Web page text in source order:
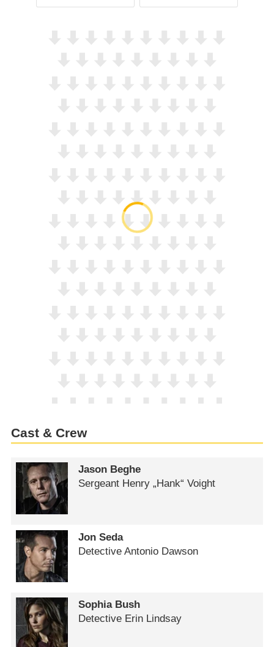
Cast & Crew
Jason Beghe
Sergeant Henry „Hank“ Voight
Jon Seda
Detective Antonio Dawson
Sophia Bush
Detective Erin Lindsay